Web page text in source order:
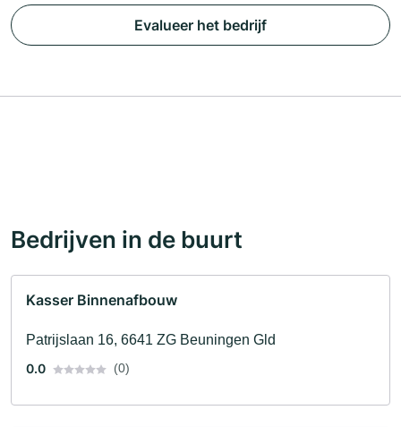
Evalueer het bedrijf
Bedrijven in de buurt
Kasser Binnenafbouw
Patrijslaan 16, 6641 ZG Beuningen Gld
0.0
(0)